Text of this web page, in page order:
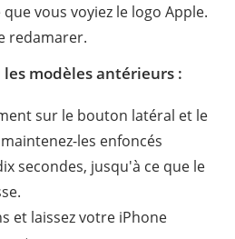
vous voyiez le logo Apple.
redamarer.
les modèles antérieurs :
sur le bouton latéral et le
les enfoncés
secondes, jusqu'à ce que le
et laissez votre iPhone